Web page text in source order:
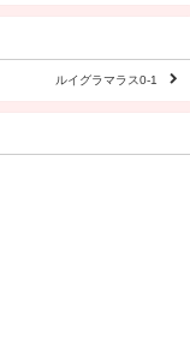
ルイグラマラス0-1